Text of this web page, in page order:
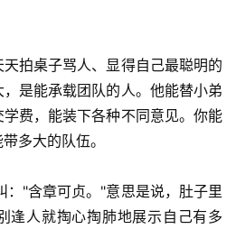
拍桌子骂人、显得自己最聪明的
是能承载团队的人。他能替小弟
费，能装下各种不同意见。你能
多大的队伍。
："含章可贞。"意思是说，肚子里
逢人就掏心掏肺地展示自己有多